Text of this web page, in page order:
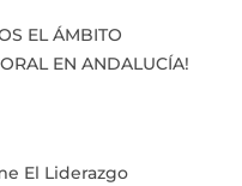
EL ÁMBITO
EN ANDALUCÍA!
El Liderazgo